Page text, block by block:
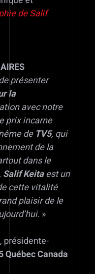
de Salif
présenter
la
avec notre
prix incarne
de TV5, qui
de la
dans le
Salif Keitaest un
cette vitalité
plaisir de le
»
, présidente-
Québec Canada